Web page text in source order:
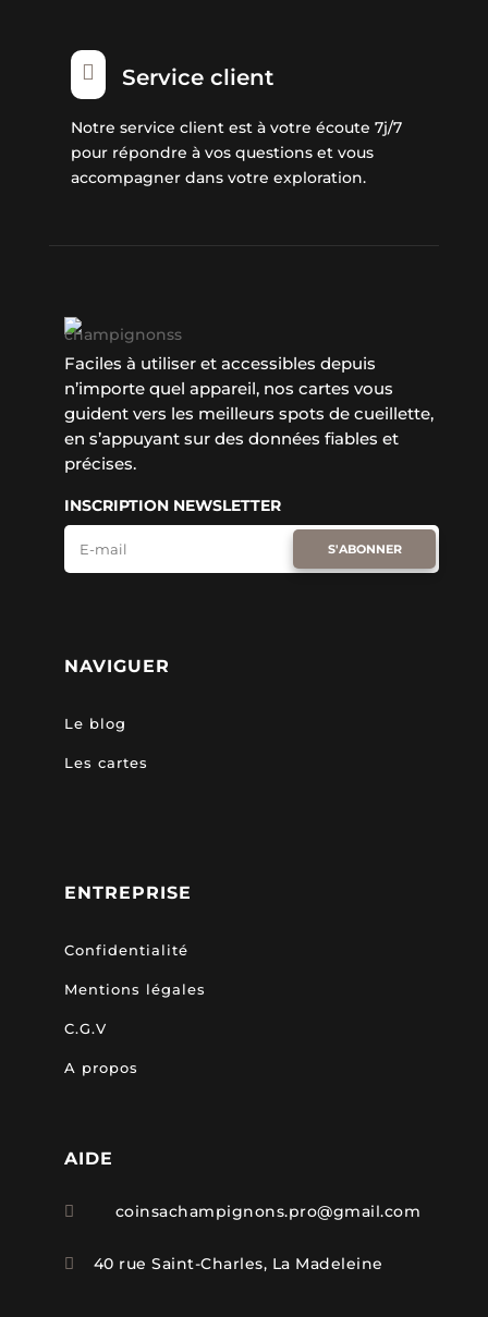
 Service client
Notre service client est à votre écoute 7j/7
pour répondre à vos questions et vous
accompagner dans votre exploration.
Faciles à utiliser et accessibles depuis
n’importe quel appareil, nos cartes vous
guident vers les meilleurs spots de cueillette,
en s’appuyant sur des données fiables et
précises.
INSCRIPTION NEWSLETTER
S'ABONNER
NAVIGUER
Le blog
Les cartes
ENTREPRISE
Confidentialité
Mentions légales
C.G.V
A propos
AIDE
 coinsachampignons.pro@gmail.com
 40 rue Saint-Charles, La Madeleine